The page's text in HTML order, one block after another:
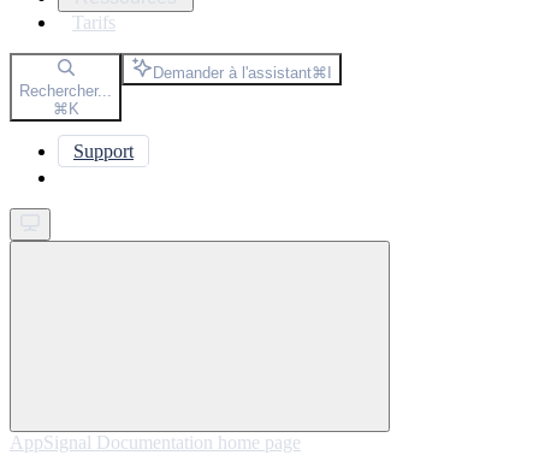
Tarifs
Rechercher...
⌘K
Demander à l'assistant⌘I
Support
AppSignal Documentation home page